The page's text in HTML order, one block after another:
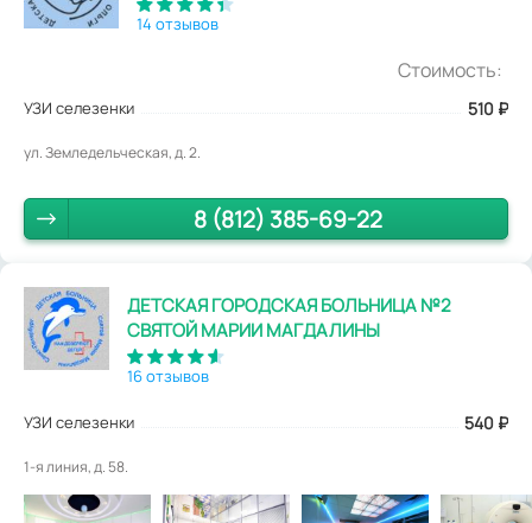
14 отзывов
Стоимость:
УЗИ селезенки 510 ₽
ул. Земледельческая, д. 2.
8 (812) 385-69-22
ДЕТСКАЯ ГОРОДСКАЯ БОЛЬНИЦА №2
СВЯТОЙ МАРИИ МАГДАЛИНЫ
16 отзывов
УЗИ селезенки 540 ₽
1-я линия, д. 58.